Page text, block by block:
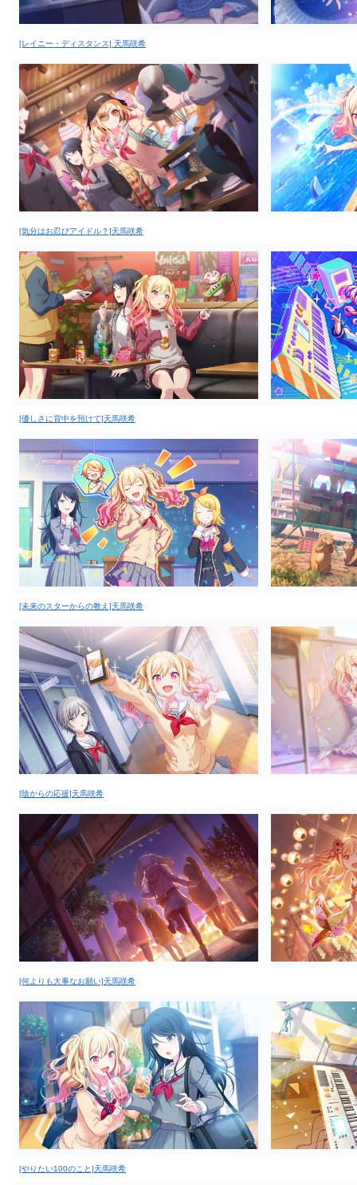
[レイニー・ディスタンス] 天馬咲希
[気分はお忍びアイドル？]天馬咲希
[優しさに背中を預けて]天馬咲希
[未来のスターからの教え]天馬咲希
[陰からの応援]天馬咲希
[何よりも大事なお願い]天馬咲希
[やりたい100のこと]天馬咲希